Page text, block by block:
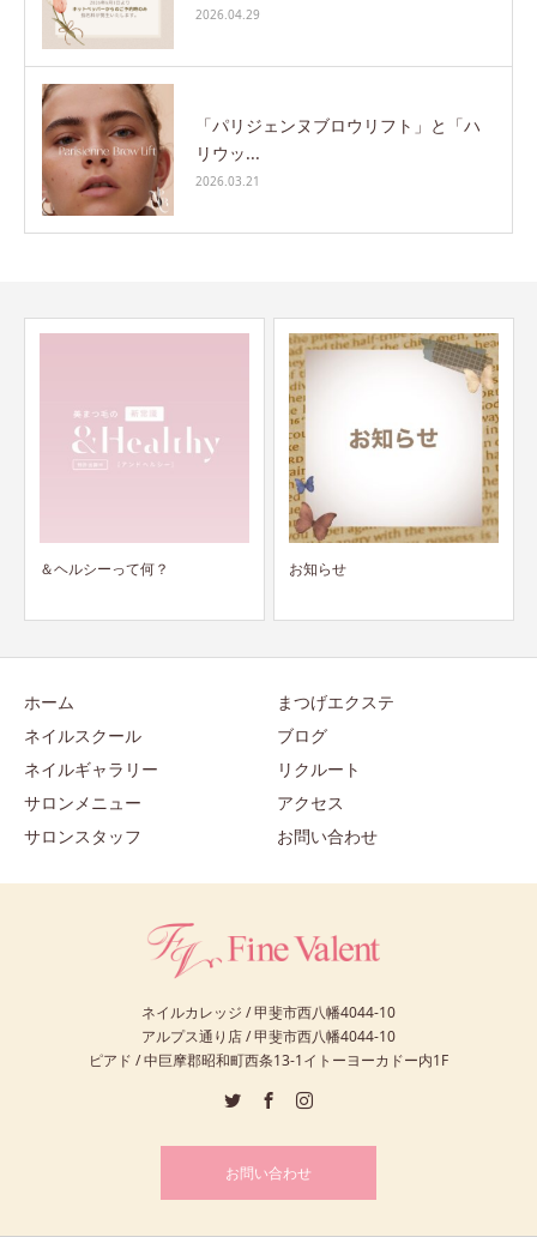
2026.04.29
「パリジェンヌブロウリフト」と「ハ
リウッ...
2026.03.21
お知らせ
最先端長さだし＋ジェルワンカ
ホーム
ネイルスクール
ネイルギャラリー
サロンメニュー
サロンスタッフ
まつげエクステ
ブログ
リクルート
アクセス
お問い合わせ
ネイルカレッジ / 甲斐市西八幡4044-10
アルプス通り店 / 甲斐市西八幡4044-10
ピアド / 中巨摩郡昭和町西条13-1イトーヨーカドー内1F
お問い合わせ